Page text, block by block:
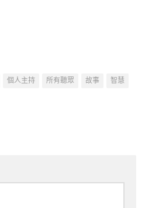
個人主持 所有聽眾 故事
智慧